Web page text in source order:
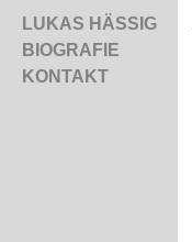
LUKAS HÄSSIG
BIOGRAFIE
KONTAKT